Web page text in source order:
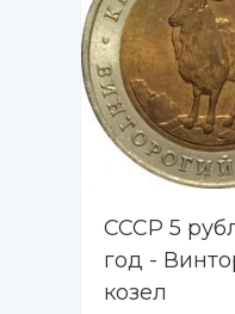
СССР 5
год -
козел